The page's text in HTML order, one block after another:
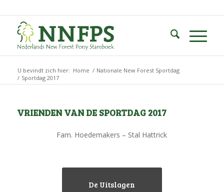
U bevindt zich hier: Home / Nationale New Forest Sportdag
/ Sportdag 2017
VRIENDEN VAN DE SPORTDAG 2017
Fam. Hoedemakers – Stal Hattrick
De Uitslagen